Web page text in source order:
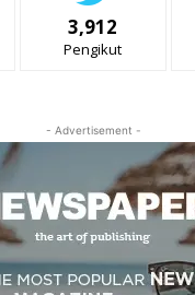
3,912
Pengikut
- Advertisement -